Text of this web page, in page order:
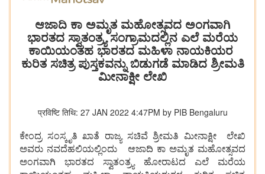
ಆಜಾದಿ ಕಾ ಅಮೃತ ಮಹೋತ್ಸವದ ಅಂಗವಾಗಿ
ಭಾರತದ ಸ್ವಾತಂತ್ರ್ಯ ಸಂಗ್ರಾಮದಲ್ಲಿನ ಎಲೆ ಮರೆಯ
ಕಾಯಿಯಂತಹ ಭಾರತದ ಮಹಿಳಾ ನಾಯಕಿಯರ
ಕುರಿತ ಸಚಿತ್ರ ಪುಸ್ತಕವನ್ನು ಬಿಡುಗಡೆ ಮಾಡಿದ ಶ್ರೀಮತಿ
ಮೀನಾಕ್ಷೀ ಲೇಖಿ
प्रविष्टि तिथि: 27 JAN 2022 4:47PM by PIB Bengaluru
ಕೇಂದ್ರ ಸಂಸ್ಕೃತಿ ಖಾತೆ ರಾಜ್ಯ ಸಚಿವೆ ಶ್ರೀಮತಿ ಮೀನಾಕ್ಷೀ ಲೇಖಿ
ಅವರು ನವದೆಹಲಿಯಲ್ಲಿಂದು ಆಜಾದಿ ಕಾ ಅಮೃತ ಮಹೋತ್ಸವದ
ಅಂಗವಾಗಿ ಭಾರತದ ಸ್ವಾತಂತ್ರ್ಯ ಹೋರಾಟದ ಎಲೆ ಮರೆಯ